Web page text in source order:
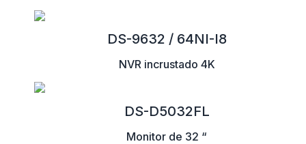
DS-9632 / 64NI-I8
NVR incrustado 4K
DS-D5032FL
Monitor de 32 “